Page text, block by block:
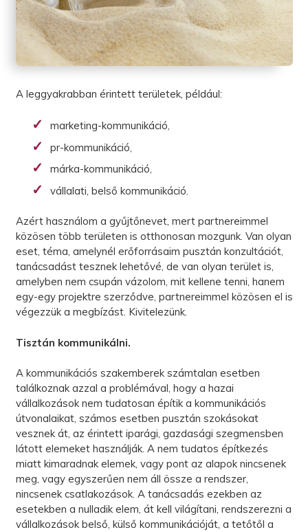
A leggyakrabban érintett területek, például:
marketing-kommunikáció,
pr-kommunikáció,
márka-kommunikáció,
vállalati, belső kommunikáció.
Azért használom a gyűjtőnevet, mert partnereimmel
közösen több területen is otthonosan mozgunk. Van olyan
eset, téma, amelynél erőforrásaim pusztán konzultációt,
tanácsadást tesznek lehetővé, de van olyan terület is,
amelyben nem csupán vázolom, mit kellene tenni, hanem
egy-egy projektre szerződve, partnereimmel közösen el is
végezzük a megbízást. Kivitelezünk.
Tisztán kommunikálni.
A kommunikációs szakemberek számtalan esetben
találkoznak azzal a problémával, hogy a hazai
vállalkozások nem tudatosan építik a kommunikációs
útvonalaikat, számos esetben pusztán szokásokat
vesznek át, az érintett iparági, gazdasági szegmensben
látott elemeket használják. A nem tudatos építkezés
miatt kimaradnak elemek, vagy pont az alapok nincsenek
meg, vagy egyszerűen nem áll össze a rendszer,
nincsenek csatlakozások. A tanácsadás ezekben az
esetekben a nulladik elem, át kell világítani, rendszerezni a
vállalkozások belső, külső kommunikációját, a tetőtől a